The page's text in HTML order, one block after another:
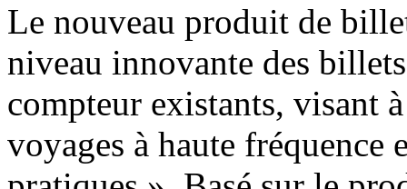
Le nouveau produit de
niveau innovante des
compteur existants, visant
voyages à haute